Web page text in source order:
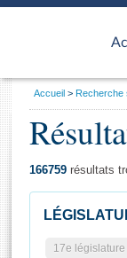
Vous
Accueil Recherche
166759 résultats
17e législature